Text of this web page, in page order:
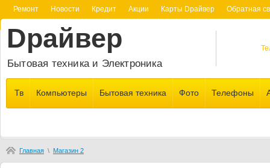
Ремонт Новости Кредит Акции Карты Dрайвер Обратная
Dрайвер
Бытовая техника и Электроника
Тв Компьютеры Бытовая техника Фото Телефоны
Главная \ Магазин 2